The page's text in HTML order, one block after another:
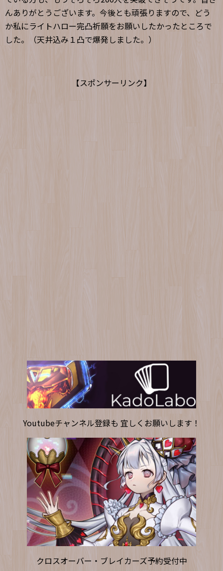
んありがとうございます。今後とも頑張りますので、どう
か私にライトハロー完凸祈願をお願いしたかったところで
した。（天井込み１凸で爆発しました。）
【スポンサーリンク】
Youtubeチャンネル登録も 宜しくお願いします！
クロスオーバー・ブレイカーズ予約受付中